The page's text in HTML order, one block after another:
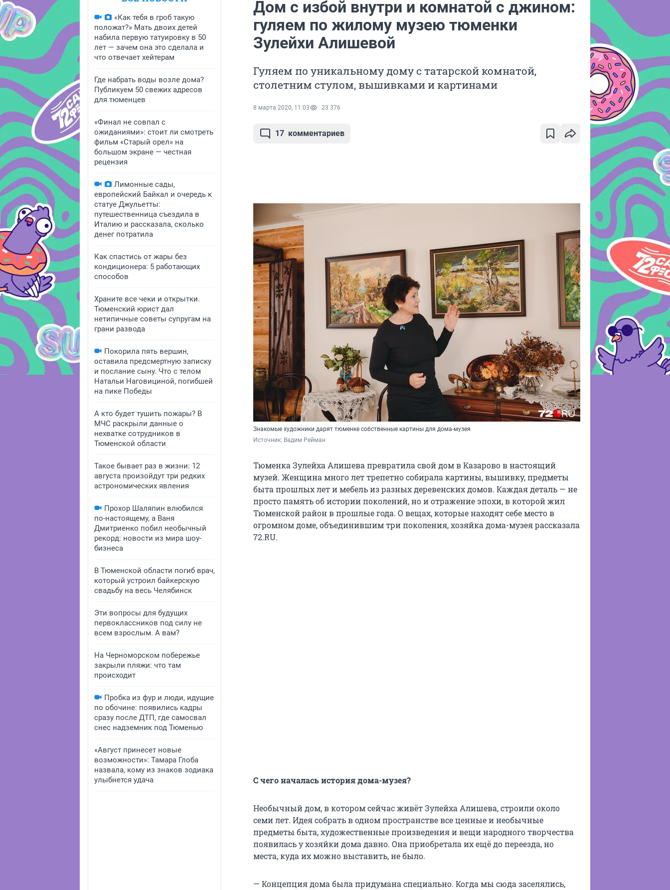
«Как тебя в гроб такую
положат?» Мать двоих детей
набила первую татуировку в 50
лет — зачем она это сделала и
что отвечает хейтерам
Где набрать воды возле дома?
Публикуем 50 свежих адресов
для тюменцев
«Финал не совпал с
ожиданиями»: стоит ли смотреть
фильм «Старый орел» на
большом экране — честная
рецензия
Лимонные сады,
европейский Байкал и очередь к
статуе Джульетты:
путешественница съездила в
Италию и рассказала, сколько
денег потратила
Как спастись от жары без
кондиционера: 5 работающих
способов
Храните все чеки и открытки.
Тюменский юрист дал
нетипичные советы супругам на
грани развода
Покорила пять вершин,
оставила предсмертную записку
и послание сыну. Что с телом
Натальи Наговициной, погибшей
на пике Победы
А кто будет тушить пожары? В
МЧС раскрыли данные о
нехватке сотрудников в
Тюменской области
Такое бывает раз в жизни: 12
августа произойдут три редких
астрономических явления
Прохор Шаляпин влюбился
по-настоящему, а Ваня
Дмитриенко побил необычный
рекорд: новости из мира шоу-
бизнеса
В Тюменской области погиб врач,
который устроил байкерскую
свадьбу на весь Челябинск
Эти вопросы для будущих
первоклассников под силу не
всем взрослым. А вам?
На Черноморском побережье
закрыли пляжи: что там
происходит
Пробка из фур и люди, идущие
по обочине: появились кадры
сразу после ДТП, где самосвал
снес надземник под Тюменью
«Август принесет новые
возможности»: Тамара Глоба
назвала, кому из знаков зодиака
улыбнется удача
Дом с избой внутри и комнатой с джином:
гуляем по жилому музею тюменки
Зулейхи Алишевой
Гуляем по уникальному дому с татарской комнатой,
столетним стулом, вышивками и картинами
8 марта 2020, 11:03 23 376
17 комментариев
Знакомые художники дарят тюменке собственные картины для дома-музея
Источник: Вадим Рейман
Тюменка Зулейха Алишева превратила свой дом в Казарово в настоящий
музей. Женщина много лет трепетно собирала картины, вышивку, предметы
быта прошлых лет и мебель из разных деревенских домов. Каждая деталь — не
просто память об истории поколений, но и отражение эпохи, в которой жил
Тюменской район в прошлые года. О вещах, которые находят себе место в
огромном доме, объединившим три поколения, хозяйка дома-музея рассказала
72.RU.
С чего началась история дома-музея?
Необычный дом, в котором сейчас живёт Зулейха Алишева, строили около
семи лет. Идея собрать в одном пространстве все ценные и необычные
предметы быта, художественные произведения и вещи народного творчества
появилась у хозяйки дома давно. Она приобретала их ещё до переезда, но
места, куда их можно выставить, не было.
— Концепция дома была придумана специально. Когда мы сюда заселялись,